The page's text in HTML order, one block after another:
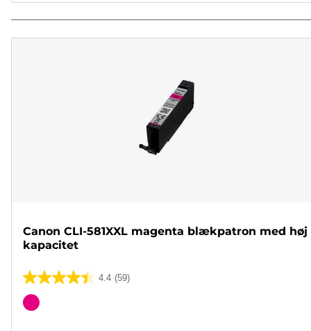
Canon CLI-581XXL magenta blækpatron med høj
kapacitet
4.4 (59)
4.4
ud
Farvepatron